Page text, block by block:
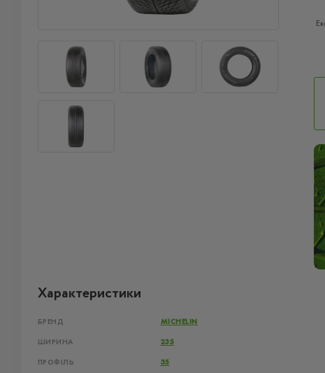
Характеристики
БРЕНД MICHELIN
ШИРИНА 235
ПРОФІЛЬ 35